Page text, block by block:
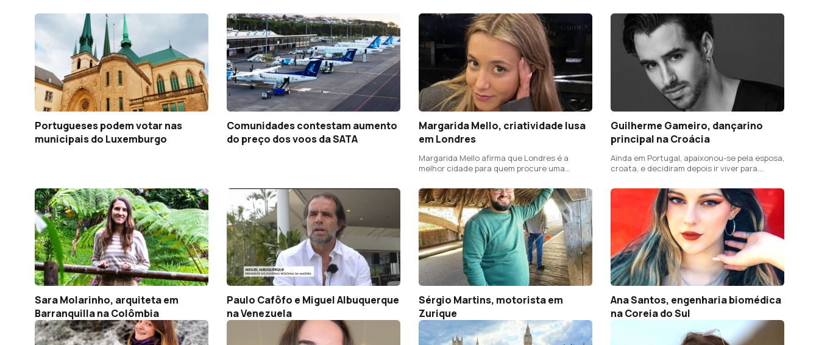
Portugueses podem votar nas
municipais do Luxemburgo
Comunidades contestam aumento
do preço dos voos da SATA
Margarida Mello, criatividade lusa
em Londres
Margarida Mello afirma que Londres é a
melhor cidade para quem procure uma
Guilherme Gameiro, dançarino
principal na Croácia
Ainda em Portugal, apaixonou-se pela esposa,
croata, e decidiram depois ir viver para
Sara Molarinho, arquiteta em
Barranquilla na Colômbia
Paulo Cafôfo e Miguel Albuquerque
na Venezuela
Sérgio Martins, motorista em
Zurique
Ana Santos, engenharia biomédica
na Coreia do Sul